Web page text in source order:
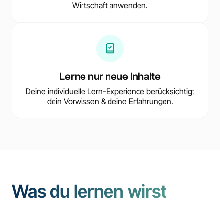
Wirtschaft anwenden.
Lerne nur neue Inhalte
Deine individuelle Lern-Experience berücksichtigt
dein Vorwissen & deine Erfahrungen.
Was du lernen wirst